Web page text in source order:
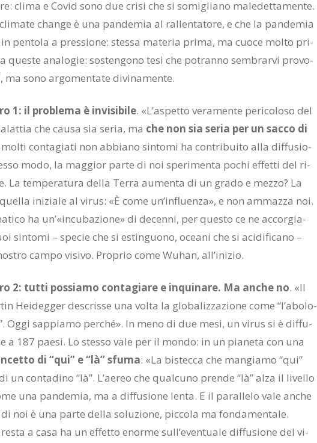
cli­ma e Co­vid sono due cri­si che si so­mi­glia­no ma­le­det­ta­men­te.
chan­ge è una pan­de­mia al ral­len­ta­to­re, e che la pan­de­mia
pen­to­la a pres­sio­ne: stes­sa ma­te­ria pri­ma, ma cuo­ce mol­to pri­
que­ste ana­lo­gie: so­sten­go­no tesi che po­tran­no sem­brar­vi pro­vo­
sono ar­go­men­ta­te di­vi­na­men­te.
1: il pro­ble­ma è in­vi­si­bi­le. «L’a­spet­to ve­ra­men­te pe­ri­co­lo­so del
che cau­sa sia se­ria, ma che non sia se­ria per un sac­co di
mol­ti con­ta­gia­ti non ab­bia­no sin­to­mi ha con­tri­bui­to alla dif­fu­sio­
modo, la mag­gior par­te di noi spe­ri­men­ta po­chi ef­fet­ti del ri­
La tem­pe­ra­tu­ra del­la Ter­ra au­men­ta di un gra­do e mez­zo? La
ini­zia­le al vi­rus: «È come un’in­fluen­za», e non am­maz­za noi.
ha un’«in­cu­ba­zio­ne» di de­cen­ni, per que­sto ce ne ac­cor­gia­
sin­to­mi – spe­cie che si estin­guo­no, ocea­ni che si aci­di­fi­ca­no –
cam­po vi­si­vo. Pro­prio come Wu­han, al­l’i­ni­zio.
2: tut­ti pos­sia­mo con­ta­gia­re e in­qui­na­re. Ma an­che no. «Il
Hei­deg­ger de­scris­se una vol­ta la glo­ba­liz­za­zio­ne come “l’a­bo­lo­
Oggi sap­pia­mo per­ché». In meno di due mesi, un vi­rus si è dif­fu­
a 187 pae­si. Lo stes­so vale per il mon­do: in un pia­ne­ta con una
di “qui” e “là” sfu­ma: «La bi­stec­ca che man­gia­mo “qui”
un con­ta­di­no “là”. L’ae­reo che qual­cu­no pren­de “là” alza il li­vel­lo
una pan­de­mia, ma a dif­fu­sio­ne len­ta. E il pa­ral­le­lo vale an­che
noi è una par­te del­la so­lu­zio­ne, pic­co­la ma fon­da­men­ta­le.
a casa ha un ef­fet­to enor­me sul­l’e­ven­tua­le dif­fu­sio­ne del vi­